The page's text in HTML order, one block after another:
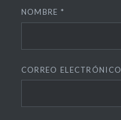
NOMBRE *
CORREO ELECTRÓNICO